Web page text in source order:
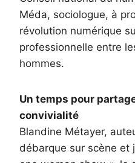
Méda, sociologue, à
révolution numérique
professionnelle entre
hommes.
Un temps pour
convivialité
Blandine Métayer,
débarque sur scène et